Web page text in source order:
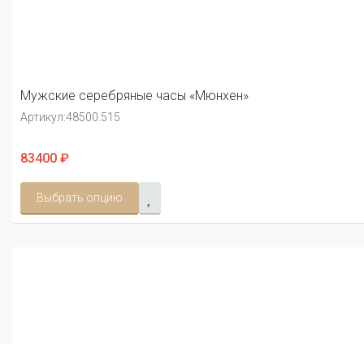
Мужские серебряные часы «Мюнхен»
Артикул:48500.515
83400 ₽
Выбрать опцию